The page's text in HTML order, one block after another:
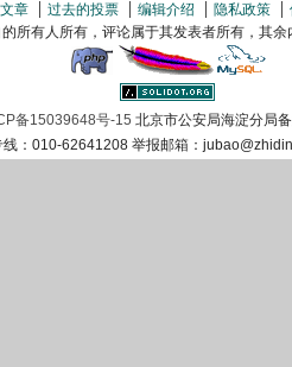
章 过去的投票 编辑介绍 隐私政策
所有人所有，评论属于其发表者所有，其
备15039648号-15 北京市公安局海淀分局
：010-62641208 举报邮箱：